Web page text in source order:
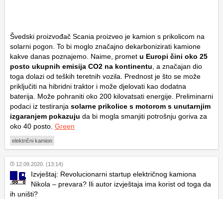
Švedski proizvođač Scania proizveo je kamion s prikolicom na
solarni pogon. To bi moglo značajno dekarbonizirati kamione
kakve danas poznajemo. Naime, promet u Europi čini oko 25
posto ukupnih emisija CO2 na kontinentu , a značajan dio
toga dolazi od teških teretnih vozila. Prednost je što se može
priključiti na hibridni traktor i može djelovati kao dodatna
baterija. Može pohraniti oko 200 kilovatsati energije. Preliminarni
podaci iz testiranja solarne prikolice s motorom s unutarnjim
izgaranjem pokazuju da bi mogla smanjiti potrošnju goriva za
oko 40 posto. Green
električni kamion
12.09.2020. (13:14)
Izvještaj: Revolucionarni startup električnog kamiona
Nikola – prevara? Ili autor izvještaja ima korist od toga da
ih uništi?